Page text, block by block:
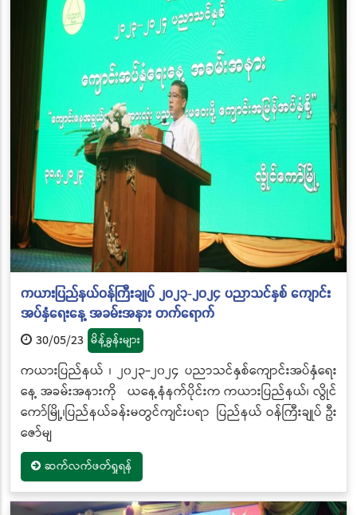
ကယားပြည်နယ်ဝန်ကြီးချုပ် ၂၀၂၃-၂၀၂၄ ပညာသင်နှစ် ကျောင်း
အပ်နှံရေးနေ့ အခမ်းအနား တက်ရောက်
30/05/23 မိန့်ခွန်းများ
ကယားပြည်နယ် ၊ ၂၀၂၃-၂၀၂၄ ပညာသင်နှစ်ကျောင်းအပ်နှံရေး
နေ့ အခမ်းအနားကို ယနေ့နံနက်ပိုင်းက ကယားပြည်နယ်၊ လွိုင်
ကော်မြို့၊ပြည်နယ်ခန်းမတွင်ကျင်းပရာ ပြည်နယ် ဝန်ကြီးချုပ် ဦး
ဇော်မျ
ဆက်လက်ဖတ်ရှုရန်